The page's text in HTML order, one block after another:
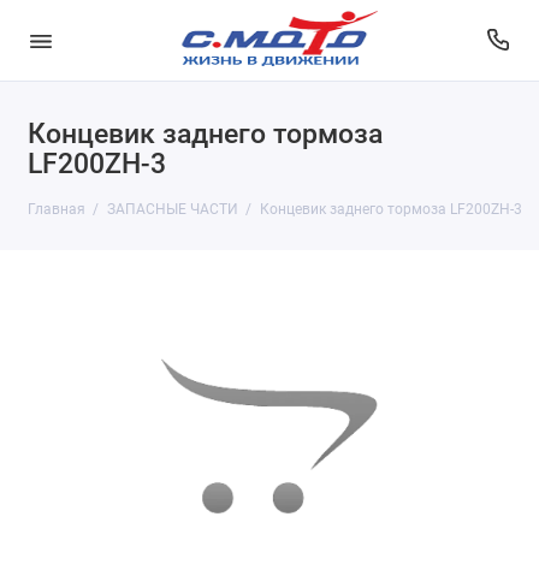
Концевик заднего тормоза
LF200ZH-3
Главная ЗАПАСНЫЕ ЧАСТИ Концевик заднего тормоза LF200ZH-3